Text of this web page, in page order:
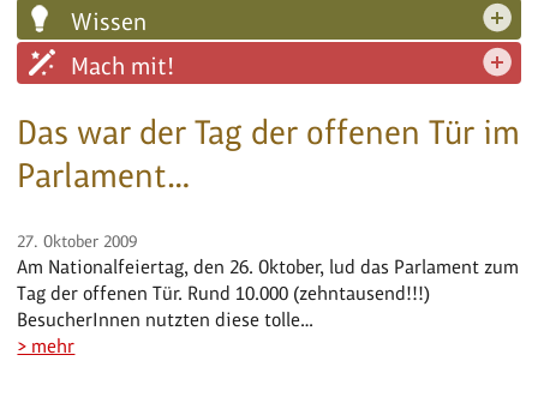
Wissen
Mach mit!
Das war der Tag der offenen Tür im
Parlament…
27. Oktober 2009
Am Nationalfeiertag, den 26. Oktober, lud das Parlament zum
Tag der offenen Tür. Rund 10.000 (zehntausend!!!)
BesucherInnen nutzten diese tolle…
> mehr